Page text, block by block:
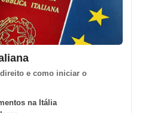
e como iniciar o
na Itália